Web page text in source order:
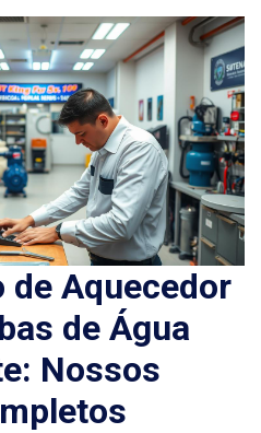
de Aquecedor
de Água
Nossos